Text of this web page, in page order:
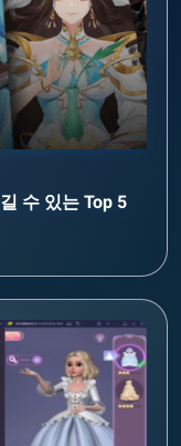
수 있는 Top 5